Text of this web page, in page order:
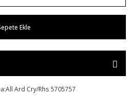
Ekle
Ard Cry/Rhs 5705757